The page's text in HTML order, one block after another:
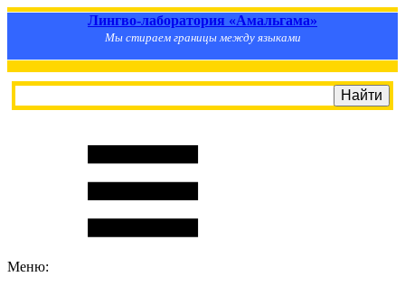
Лингво-лаборатория «Амальгама»
Мы стираем границы между языками
Меню: